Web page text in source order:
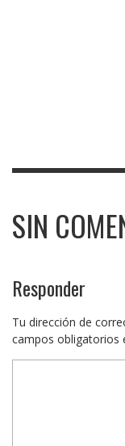
SIN
Responder
Tu dirección de
campos obligatorios